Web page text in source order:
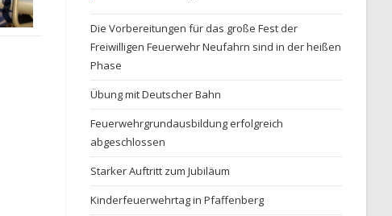
Die Vorbereitungen für das große Fest der
Freiwilligen Feuerwehr Neufahrn sind in der heißen
Phase
Übung mit Deutscher Bahn
Feuerwehrgrundausbildung erfolgreich
abgeschlossen
Starker Auftritt zum Jubiläum
Kinderfeuerwehrtag in Pfaffenberg